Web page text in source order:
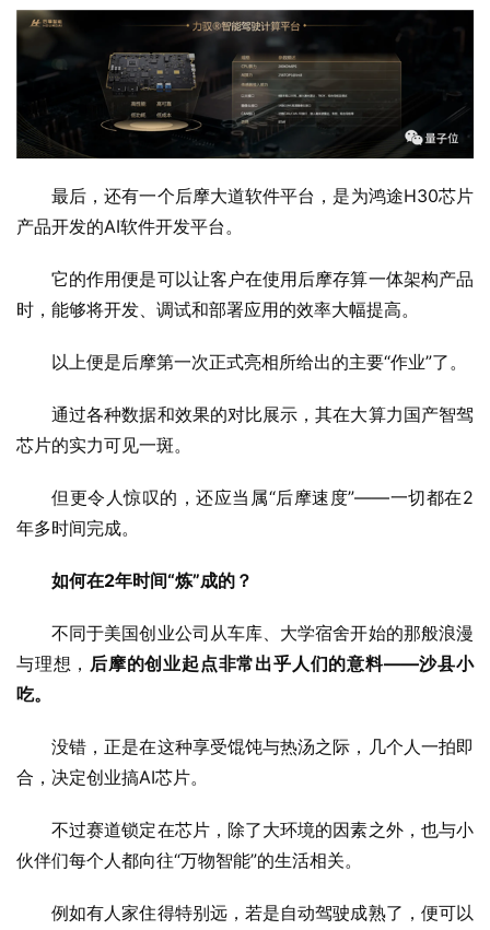
最后，还有一个后摩大道软件平台，是为鸿途H30芯片
产品开发的AI软件开发平台。
它的作用便是可以让客户在使用后摩存算一体架构产品
时，能够将开发、调试和部署应用的效率大幅提高。
以上便是后摩第一次正式亮相所给出的主要“作业”了。
通过各种数据和效果的对比展示，其在大算力国产智驾
芯片的实力可见一斑。
但更令人惊叹的，还应当属“后摩速度”——一切都在2
年多时间完成。
如何在2年时间“炼”成的？
不同于美国创业公司从车库、大学宿舍开始的那般浪漫
与理想， 后摩的创业起点非常出乎人们的意料——沙县小
吃。
没错，正是在这种享受馄饨与热汤之际，几个人一拍即
合，决定创业搞AI芯片。
不过赛道锁定在芯片，除了大环境的因素之外，也与小
伙伴们每个人都向往“万物智能”的生活相关。
例如有人家住得特别远，若是自动驾驶成熟了，便可以